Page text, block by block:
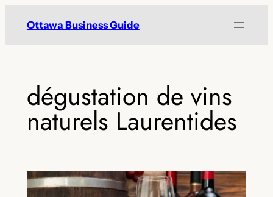
Ottawa Business Guide
dégustation de vins
naturels Laurentides